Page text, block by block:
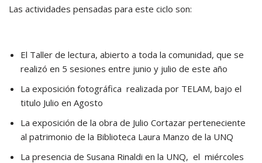
Las actividades pensadas para este ciclo son:
El Taller de lectura, abierto a toda la comunidad, que se
realizó en 5 sesiones entre junio y julio de este año
La exposición fotográfica realizada por TELAM, bajo el
titulo Julio en Agosto
La exposición de la obra de Julio Cortazar perteneciente
al patrimonio de la Biblioteca Laura Manzo de la UNQ
La presencia de Susana Rinaldi en la UNQ, el miércoles